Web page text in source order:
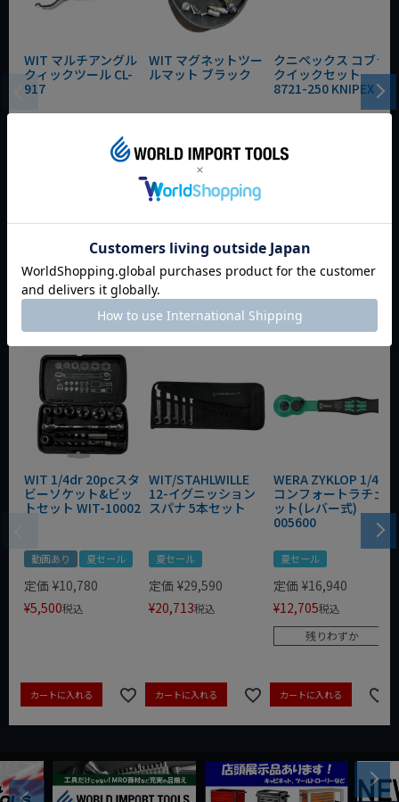
WIT マルチアングル
クィックツール CL-
917
夏セール
WIT マグネットツー
ルマット ブラック
定価 ¥ 0
¥3,465税込
クニペックス コブラ
クイックセット
8721-250 KNIPEX
定価
今週のおすすめアイテム
WIT 1/4dr 20pcスタ
ビーソケット&ビッ
トセット WIT-10002
動画あり 夏セール
定価 ¥10,780
¥5,500税込
カートに入れる
WIT/STAHLWILLE
12-イグニッション
スパナ 5本セット
夏セール
定価 ¥29,590
¥20,713税込
カートに入れる
WERA ZYKLOP 1/4"
コンフォートラチェ
ット(レバー式)
005600
夏セール
定価 ¥16,940
¥12,705税込
残りわずか
カートに入れる
Previous
Next